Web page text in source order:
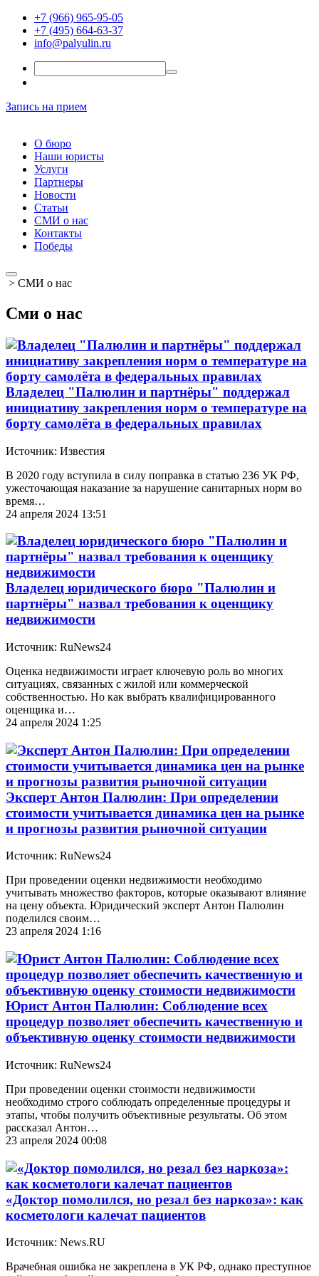
+7 (966) 965-95-05
+7 (495) 664-63-37
info@palyulin.ru
Запись на прием
О бюро
Наши юристы
Услуги
Партнеры
Новости
Статьи
СМИ о нас
Контакты
Победы
> СМИ о нас
Сми о нас
Владелец "Палюлин и партнёры" поддержал
инициативу закрепления норм о температуре на
борту самолёта в федеральных правилах
Источник: Известия
В 2020 году вступила в силу поправка в статью 236 УК РФ,
ужесточающая наказание за нарушение санитарных норм во
время…
24 апреля 2024 13:51
Владелец юридического бюро "Палюлин и
партнёры" назвал требования к оценщику
недвижимости
Источник: RuNews24
Оценка недвижимости играет ключевую роль во многих
ситуациях, связанных с жилой или коммерческой
собственностью. Но как выбрать квалифицированного
оценщика и…
24 апреля 2024 1:25
Эксперт Антон Палюлин: При определении
стоимости учитывается динамика цен на рынке
и прогнозы развития рыночной ситуации
Источник: RuNews24
При проведении оценки недвижимости необходимо
учитывать множество факторов, которые оказывают влияние
на цену объекта. Юридический эксперт Антон Палюлин
поделился своим…
23 апреля 2024 1:16
Юрист Антон Палюлин: Соблюдение всех
процедур позволяет обеспечить качественную и
объективную оценку стоимости недвижимости
Источник: RuNews24
При проведении оценки стоимости недвижимости
необходимо строго соблюдать определенные процедуры и
этапы, чтобы получить объективные результаты. Об этом
рассказал Антон…
23 апреля 2024 00:08
«Доктор помолился, но резал без наркоза»: как
косметологи калечат пациентов
Источник: News.RU
Врачебная ошибка не закреплена в УК РФ, однако преступное